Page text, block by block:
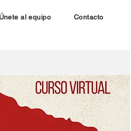
al equipo Contacto